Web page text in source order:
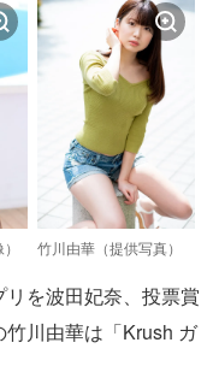
竹川由華（提供写真）
を波田妃奈、投票賞
川由華は「Krush ガ